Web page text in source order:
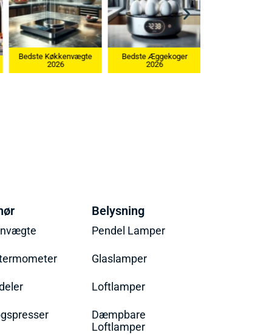
Bedste Køkkenvægte
2026
Bedste Æggekoger
2026
Belysning
Pendel Lamper
Glaslamper
Loftlamper
Dæmpbare
Loftlamper